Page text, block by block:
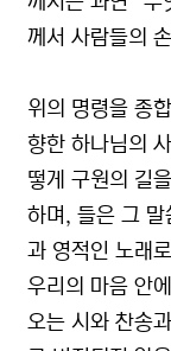
께서 사람들의
위의 명령을 종
향한 하나님의
떻게 구원의 길
하며, 들은 그 말
과 영적인 노래
우리의 마음 안
오는 시와 찬송